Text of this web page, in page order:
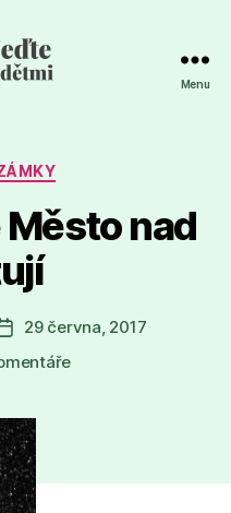
Menu
nad
Datum
příspěvku
29 června, 2017
u
Nové